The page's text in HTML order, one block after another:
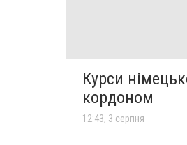
Курси
кордоном
12:43, 3 серпня